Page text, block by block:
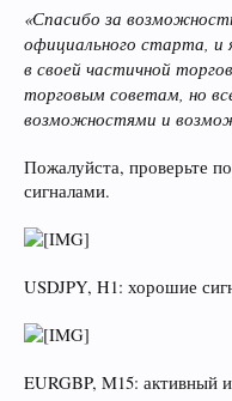
«Спасибо за
официального старта, и
в своей частичной
торговым советам, но
возможностями и
Пожалуйста, проверьте
сигналами.
USDJPY, H1: хорошие
EURGBP, M15: активный